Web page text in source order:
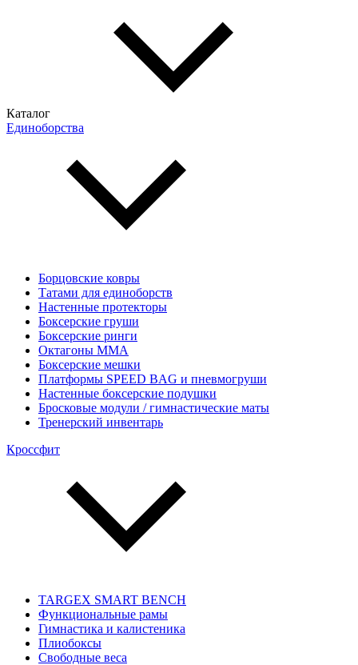
Каталог
Единоборства
Борцовские ковры
Татами для единоборств
Настенные протекторы
Боксерские груши
Боксерские ринги
Октагоны MMA
Боксерские мешки
Платформы SPEED BAG и пневмогруши
Настенные боксерские подушки
Бросковые модули / гимнастические маты
Тренерский инвентарь
Кроссфит
TARGEX SMART BENCH
Функциональные рамы
Гимнастика и калистеника
Плиобоксы
Свободные веса